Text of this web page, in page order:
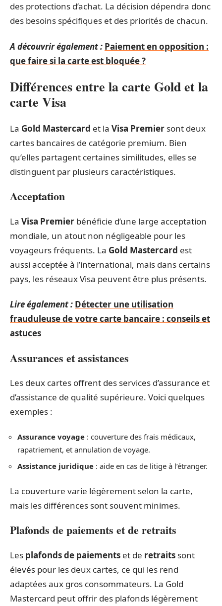
des protections d’achat. La décision dépendra donc
des besoins spécifiques et des priorités de chacun.
A découvrir également : Paiement en opposition :
que faire si la carte est bloquée ?
Différences entre la carte Gold et la
carte Visa
La Gold Mastercard et la Visa Premier sont deux
cartes bancaires de catégorie premium. Bien
qu’elles partagent certaines similitudes, elles se
distinguent par plusieurs caractéristiques.
Acceptation
La Visa Premier bénéficie d’une large acceptation
mondiale, un atout non négligeable pour les
voyageurs fréquents. La Gold Mastercard est
aussi acceptée à l’international, mais dans certains
pays, les réseaux Visa peuvent être plus présents.
Lire également : Détecter une utilisation
frauduleuse de votre carte bancaire : conseils et
astuces
Assurances et assistances
Les deux cartes offrent des services d’assurance et
d’assistance de qualité supérieure. Voici quelques
exemples :
Assurance voyage : couverture des frais médicaux,
rapatriement, et annulation de voyage.
Assistance juridique : aide en cas de litige à l’étranger.
La couverture varie légèrement selon la carte,
mais les différences sont souvent minimes.
Plafonds de paiements et de retraits
Les plafonds de paiements et de retraits sont
élevés pour les deux cartes, ce qui les rend
adaptées aux gros consommateurs. La Gold
Mastercard peut offrir des plafonds légèrement